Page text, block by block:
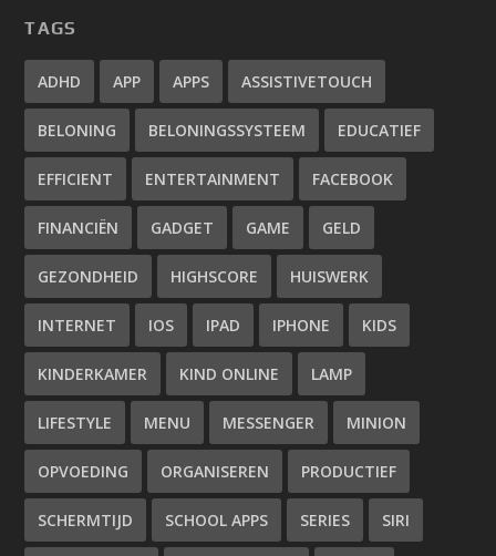
TAGS
ADHD APP APPS ASSISTIVETOUCH
BELONING BELONINGSSYSTEEM EDUCATIEF
EFFICIENT ENTERTAINMENT FACEBOOK
FINANCIËN GADGET GAME GELD
GEZONDHEID HIGHSCORE HUISWERK
INTERNET IOS IPAD IPHONE KIDS
KINDERKAMER KIND ONLINE LAMP
LIFESTYLE MENU MESSENGER MINION
OPVOEDING ORGANISEREN PRODUCTIEF
SCHERMTIJD SCHOOL APPS SERIES SIRI